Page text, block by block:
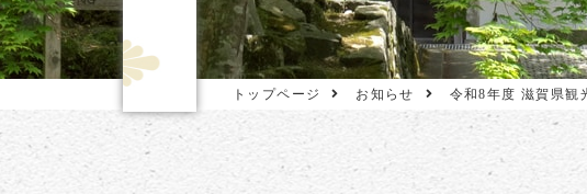
トップページ お知らせ 令和8年度 滋賀県観